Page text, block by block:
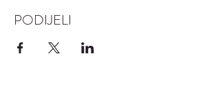
potrebna nikakva razina iskustva - samo
polazna točka za početnike, kao i za one koji
traže dublje intelektualno razumijevanje
PODIJELI